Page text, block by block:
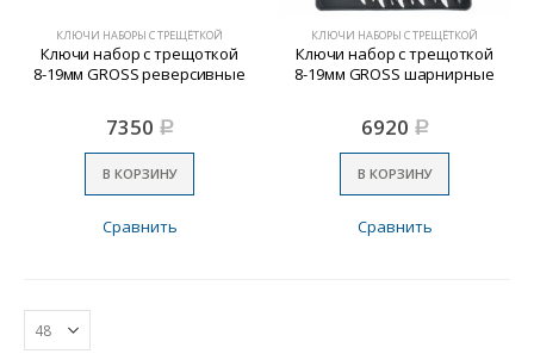
КЛЮЧИ НАБОРЫ С ТРЕЩЁТКОЙ
Ключи набор с трещоткой
8-19мм GROSS реверсивные
7350 Р
В КОРЗИНУ
Сравнить
КЛЮЧИ НАБОРЫ С ТРЕЩЁТКОЙ
Ключи набор с трещоткой
8-19мм GROSS шарнирные
6920 Р
В КОРЗИНУ
Сравнить